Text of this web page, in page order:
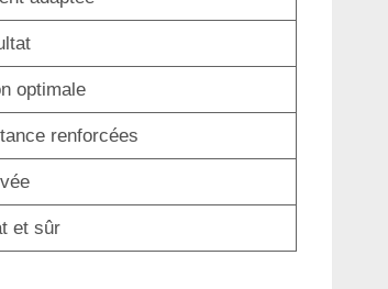
optimale
renforcées
et sûr